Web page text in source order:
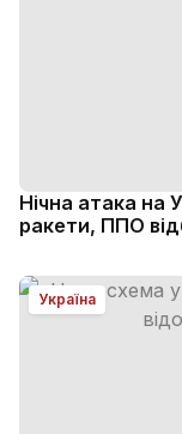
Нічна атака на
ракети, ППО
Україна